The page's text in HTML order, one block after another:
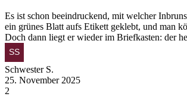
Es ist schon beeindruckend, mit welcher
ein grünes Blatt aufs Etikett geklebt, und man
Doch dann liegt er wieder im Briefkasten: der
Schwester S.
25. November 2025
2